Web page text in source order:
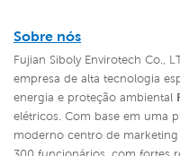
Sobre nós
Fujian Siboly Envirotech Co.,
empresa de alta tecnologia
energia e proteção ambiental
elétricos. Com base em uma
moderno centro de